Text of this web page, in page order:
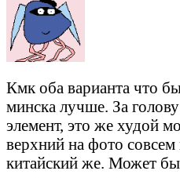
Кмк оба варианта что
минска лучше. За
элемент, это же худой
верхний на фото совсем
китайский же. Может